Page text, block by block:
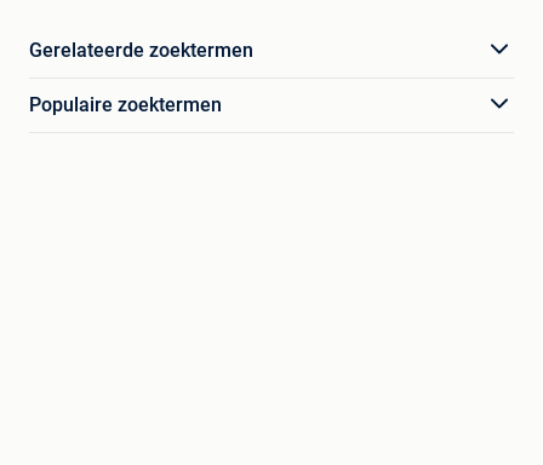
Gerelateerde zoektermen
Populaire zoektermen